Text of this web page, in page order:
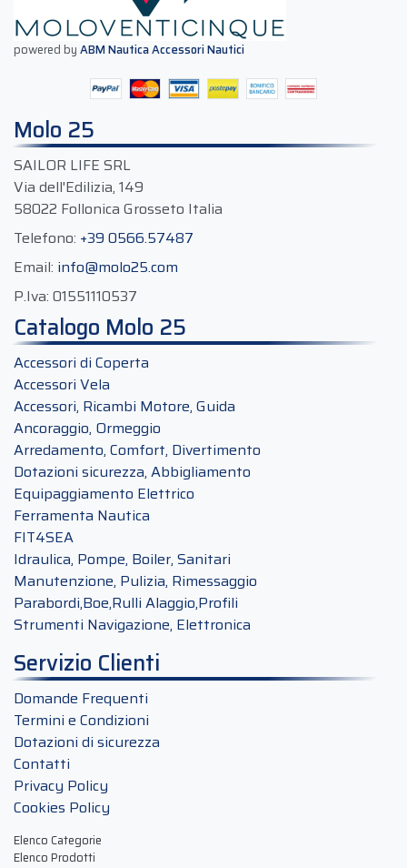
powered byABM Nautica Accessori Nautici
Molo 25
SAILOR LIFE SRL
Via dell'Edilizia, 149
58022 Follonica Grosseto Italia
Telefono: +39 0566.57487
Email: info@molo25.com
P.Iva: 01551110537
Catalogo Molo 25
Accessori di Coperta
Accessori Vela
Accessori, Ricambi Motore, Guida
Ancoraggio, Ormeggio
Arredamento, Comfort, Divertimento
Dotazioni sicurezza, Abbigliamento
Equipaggiamento Elettrico
Ferramenta Nautica
FIT4SEA
Idraulica, Pompe, Boiler, Sanitari
Manutenzione, Pulizia, Rimessaggio
Parabordi,Boe,Rulli Alaggio,Profili
Strumenti Navigazione, Elettronica
Servizio Clienti
Domande Frequenti
Termini e Condizioni
Dotazioni di sicurezza
Contatti
Privacy Policy
Cookies Policy
Elenco Categorie
Elenco Prodotti